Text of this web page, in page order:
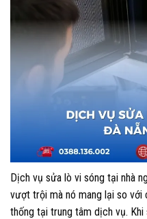
Dịch vụ sửa lò vi sóng tại nhà
vượt trội mà nó mang lại so
thống tại trung tâm dịch vụ. Khi